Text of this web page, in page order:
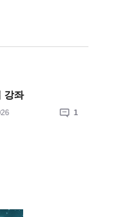
강좌
1